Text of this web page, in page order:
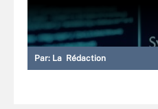
Par: La Rédaction